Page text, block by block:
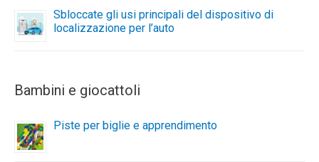
Sbloccate gli usi principali del dispositivo di
localizzazione per l’auto
Bambini e giocattoli
Piste per biglie e apprendimento